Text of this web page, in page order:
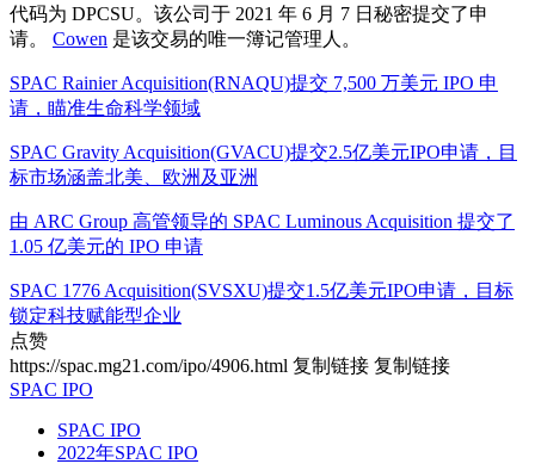
代码为 DPCSU。该公司于 2021 年 6 月 7 日秘密提交了申
请。 Cowen 是该交易的唯一簿记管理人。
SPAC Rainier Acquisition(RNAQU)提交 7,500 万美元 IPO 申
请，瞄准生命科学领域
SPAC Gravity Acquisition(GVACU)提交2.5亿美元IPO申请，目
标市场涵盖北美、欧洲及亚洲
由 ARC Group 高管领导的 SPAC Luminous Acquisition 提交了
1.05 亿美元的 IPO 申请
SPAC 1776 Acquisition(SVSXU)提交1.5亿美元IPO申请，目标
锁定科技赋能型企业
点赞
https://spac.mg21.com/ipo/4906.html 复制链接 复制链接
SPAC IPO
SPAC IPO
2022年SPAC IPO